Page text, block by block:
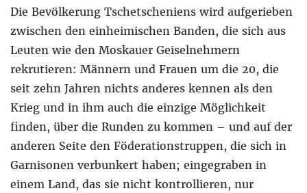
Die Bevölkerung Tschetscheniens wird aufgerieben
zwischen den einheimischen Banden, die sich aus
Leuten wie den Moskauer Geiselnehmern
rekrutieren: Männern und Frauen um die 20, die
seit zehn Jahren nichts anderes kennen als den
Krieg und in ihm auch die einzige Möglichkeit
finden, über die Runden zu kommen – und auf der
anderen Seite den Föderationstruppen, die sich in
Garnisonen verbunkert haben; eingegraben in
einem Land, das sie nicht kontrollieren, nur